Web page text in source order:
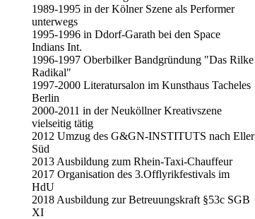
1989-1995 in der Kölner Szene als Performer
unterwegs
1995-1996 in Ddorf-Garath bei den Space
Indians Int.
1996-1997 Oberbilker Bandgründung "Das Rilke
Radikal"
1997-2000 Literatursalon im Kunsthaus Tacheles
Berlin
2000-2011 in der Neuköllner Kreativszene
vielseitig tätig
2012 Umzug des G&GN-INSTITUTS nach Eller
Süd
2013 Ausbildung zum Rhein-Taxi-Chauffeur
2017 Organisation des 3.Offlyrikfestivals im
HdU
2018 Ausbildung zur Betreuungskraft §53c SGB
XI